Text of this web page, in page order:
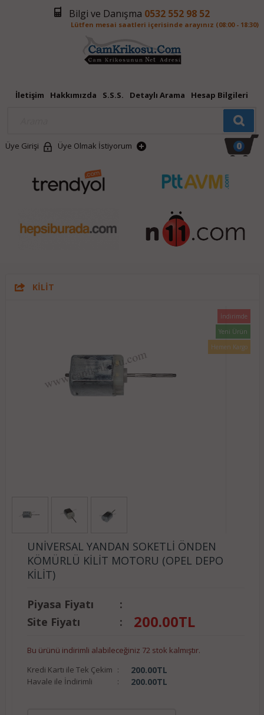
Bilgi ve Danışma 0532 552 98 52
Lütfen mesai saatleri içerisinde arayınız (08:00 - 18:30)
İletişim Hakkımızda S.S.S. Detaylı Arama Hesap Bilgileri
Üye Girişi Üye Olmak İstiyorum 0
KİLİT
İndirimde
Yeni Ürün
Hemen Kargo
UNİVERSAL YANDAN SOKETLİ ÖNDEN
KÖMÜRLÜ KİLİT MOTORU (OPEL DEPO
KİLİT)
Piyasa Fiyatı
:
Site Fiyatı
: 200.00TL
Bu ürünü indirimli alabileceğiniz 72 stok kalmıştır.
Kredi Kartı ile Tek Çekim : 200.00TL
Havale ile İndirimli : 200.00TL